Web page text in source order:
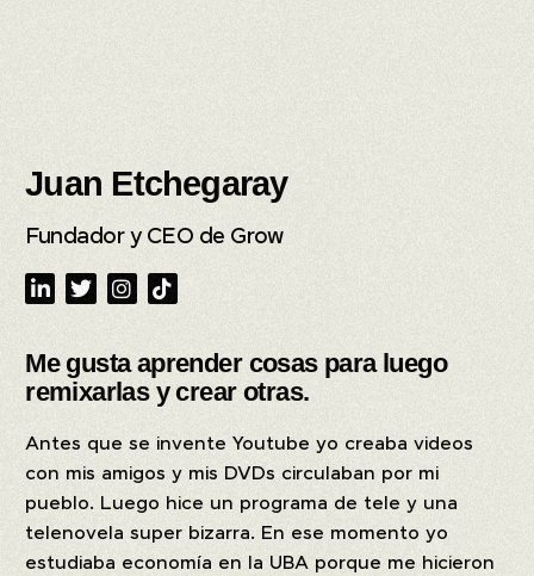
Juan Etchegaray
Fundador y CEO de Grow
Me gusta aprender cosas para luego
remixarlas y crear otras.
Antes que se invente Youtube yo creaba videos
con mis amigos y mis DVDs circulaban por mi
pueblo. Luego hice un programa de tele y una
telenovela super bizarra. En ese momento yo
estudiaba economía en la UBA porque me hicieron